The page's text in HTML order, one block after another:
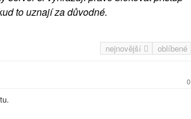
to uznají za důvodné.
nejnovější oblíbené
0